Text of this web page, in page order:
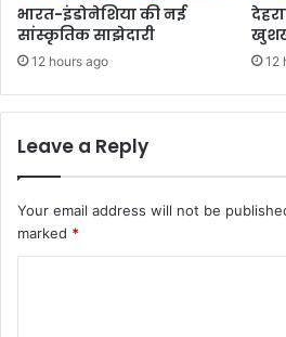
भारत-इंडोनेशिया की नई
सांस्कृतिक साझेदारी
12 hours ago 12
Leave a Reply
Your email address will not be
marked *